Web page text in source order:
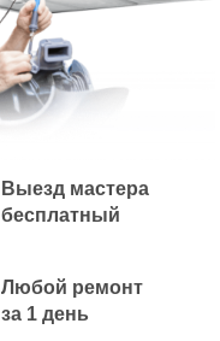
Выезд мастера
бесплатный
Любой ремонт
за 1 день